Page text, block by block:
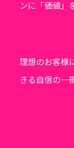
ンに「価値」
理想のお客様
きる自信の一